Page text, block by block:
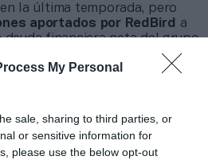
My Personal
sale, sharing to third parties, or
or sensitive information for
please use the below opt-out
la última temporada, pero
aportados por RedBird
a
deuda financiera neta del grupo
30 de junio de 2024, apunta
de estrategia e
de 2Playbook, cuya plataforma